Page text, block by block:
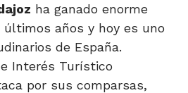
ha ganado enorme
años y hoy es uno
de España.
Interés Turístico
por sus comparsas,